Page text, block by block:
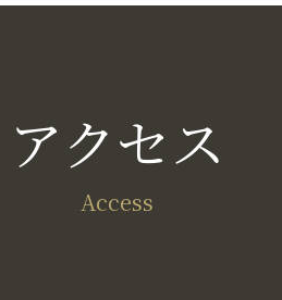
アクセス
Access